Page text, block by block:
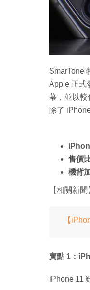
SmarTone
Apple 正式
幕，並以較
除了
售價
機背
【相關新聞
【
賣點 1：
iPhone 11